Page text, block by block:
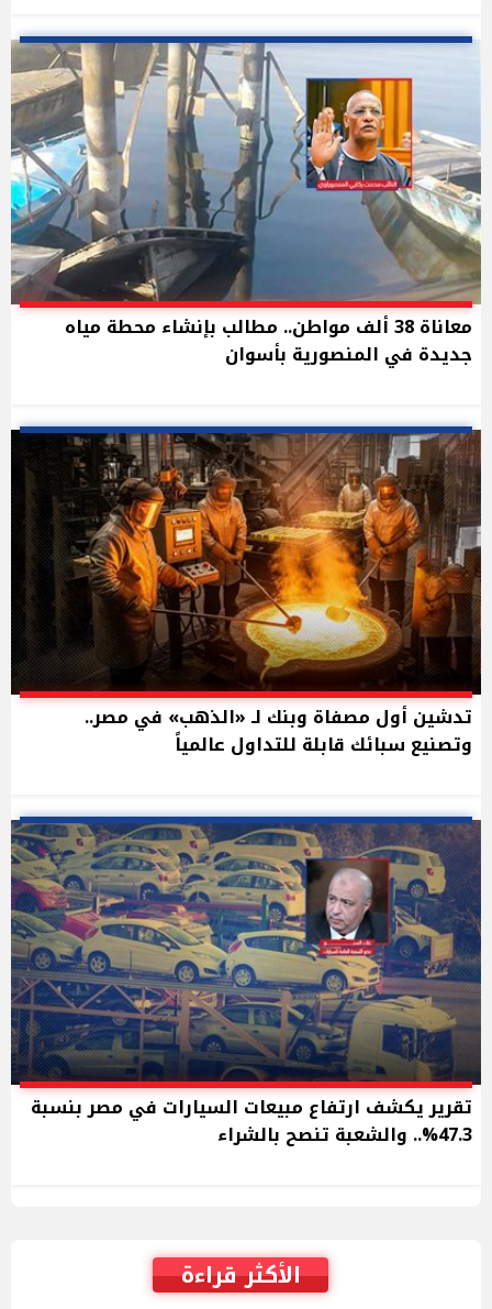
معاناة 38 ألف مواطن.. مطالب بإنشاء محطة مياه
جديدة في المنصورية بأسوان
تدشين أول مصفاة وبنك لـ «الذهب» في مصر..
وتصنيع سبائك قابلة للتداول عالمياً
تقرير يكشف ارتفاع مبيعات السيارات في مصر بنسبة
47.3%.. والشعبة تنصح بالشراء
الأكثر قراءة